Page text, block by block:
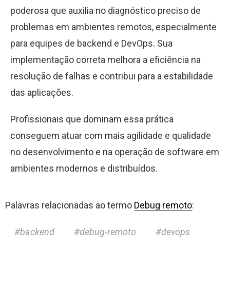
poderosa que auxilia no diagnóstico preciso de
problemas em ambientes remotos, especialmente
para equipes de backend e DevOps. Sua
implementação correta melhora a eficiência na
resolução de falhas e contribui para a estabilidade
das aplicações.
Profissionais que dominam essa prática
conseguem atuar com mais agilidade e qualidade
no desenvolvimento e na operação de software em
ambientes modernos e distribuídos.
Palavras relacionadas ao termo Debug remoto:
backend debug-remoto devops